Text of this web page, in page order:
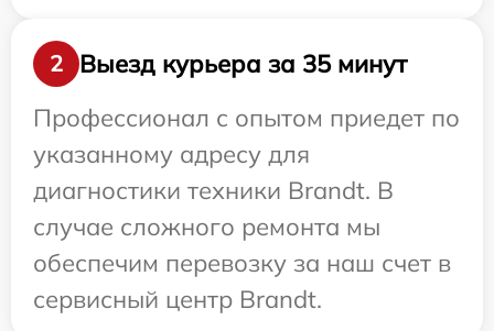
2
Выезд курьера за 35 минут
Профессионал с опытом приедет по
указанному адресу для
диагностики техники Brandt. В
случае сложного ремонта мы
обеспечим перевозку за наш счет в
сервисный центр Brandt.